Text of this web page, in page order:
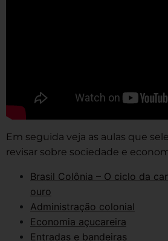
Em seguida veja as aulas que
revisar sobre sociedade e
Brasil Colônia – O ciclo da
ouro
Administração colonial
Economia açucareira
Entradas e bandeiras